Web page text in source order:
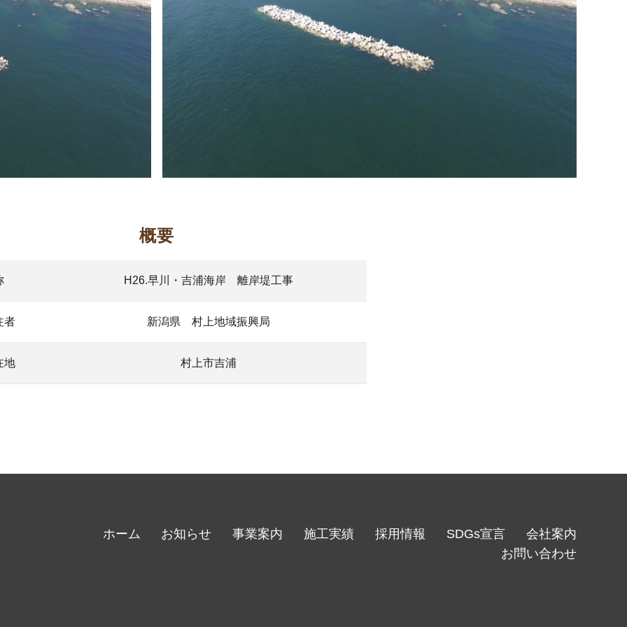
概要
H26.早川・吉浦海岸 離岸堤工事
者 新潟県 村上地域振興局
地 村上市吉浦
ホーム お知らせ 事業案内 施工実績 採用情報 SDGs宣言
会社案内
お問い合わせ